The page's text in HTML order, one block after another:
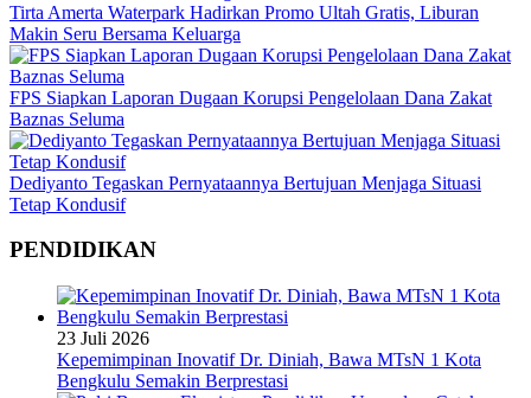
Tirta Amerta Waterpark Hadirkan Promo Ultah Gratis, Liburan
Makin Seru Bersama Keluarga
FPS Siapkan Laporan Dugaan Korupsi Pengelolaan Dana Zakat
Baznas Seluma
Dediyanto Tegaskan Pernyataannya Bertujuan Menjaga Situasi
Tetap Kondusif
PENDIDIKAN
23 Juli 2026
Kepemimpinan Inovatif Dr. Diniah, Bawa MTsN 1 Kota
Bengkulu Semakin Berprestasi